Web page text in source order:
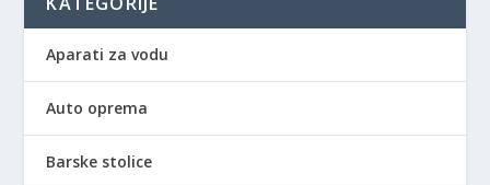
Aparati za vodu
Auto oprema
Barske stolice